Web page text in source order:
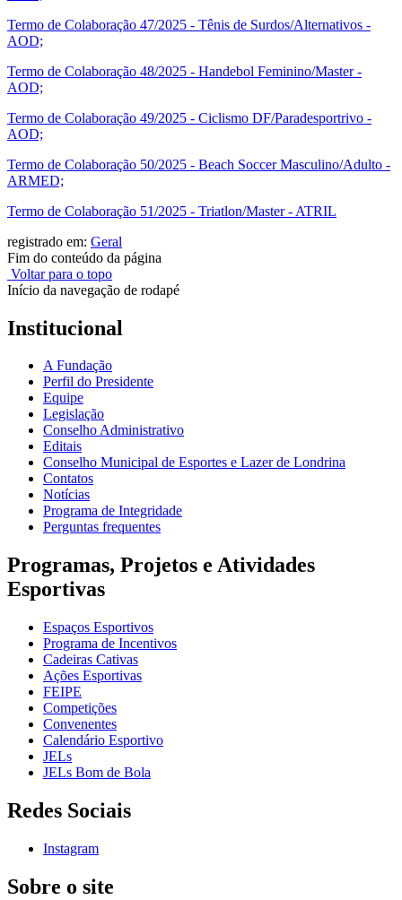
Termo de Colaboração 47/2025 - Tênis de Surdos/Alternativos -
AOD;
Termo de Colaboração 48/2025 - Handebol Feminino/Master -
AOD;
Termo de Colaboração 49/2025 - Ciclismo DF/Paradesportrivo -
AOD;
Termo de Colaboração 50/2025 - Beach Soccer Masculino/Adulto -
ARMED;
Termo de Colaboração 51/2025 - Triatlon/Master - ATRIL
registrado em: Geral
Fim do conteúdo da página
Voltar para o topo
Início da navegação de rodapé
Institucional
A Fundação
Perfil do Presidente
Equipe
Legislação
Conselho Administrativo
Editais
Conselho Municipal de Esportes e Lazer de Londrina
Contatos
Notícias
Programa de Integridade
Perguntas frequentes
Programas, Projetos e Atividades
Esportivas
Espaços Esportivos
Programa de Incentivos
Cadeiras Cativas
Ações Esportivas
FEIPE
Competições
Convenentes
Calendário Esportivo
JELs
JELs Bom de Bola
Redes Sociais
Instagram
Sobre o site